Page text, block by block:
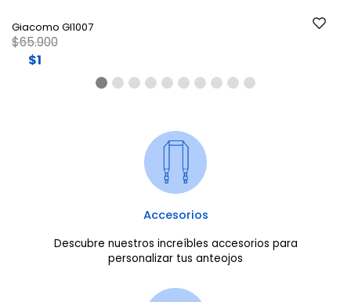
Giacomo GI1007
Price reduced from
$65.900to
$1
Accesorios
Descubre nuestros increíbles accesorios para
personalizar tus anteojos